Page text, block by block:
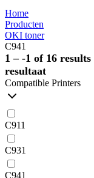
Home
Producten
OKI toner
C941
1 – -1 of 16 results
resultaat
Compatible Printers
C911
C931
C941